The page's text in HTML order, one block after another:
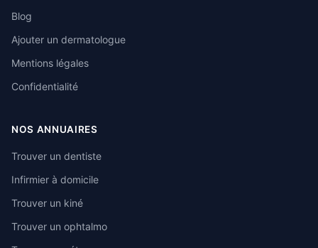
Blog
Ajouter un dermatologue
Mentions légales
Confidentialité
NOS ANNUAIRES
Trouver un dentiste
Infirmier à domicile
Trouver un kiné
Trouver un ophtalmo